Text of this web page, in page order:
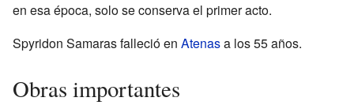
en esa época, solo se conserva el primer acto.
Spyridon Samaras falleció en Atenasa los 55 años.
Obras importantes